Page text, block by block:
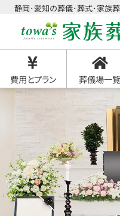
静岡･愛知の葬儀･葬式･家族葬
費用とプラン 葬儀場一覧